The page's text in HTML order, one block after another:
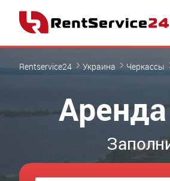
Rentservice24 Украина Черкассы